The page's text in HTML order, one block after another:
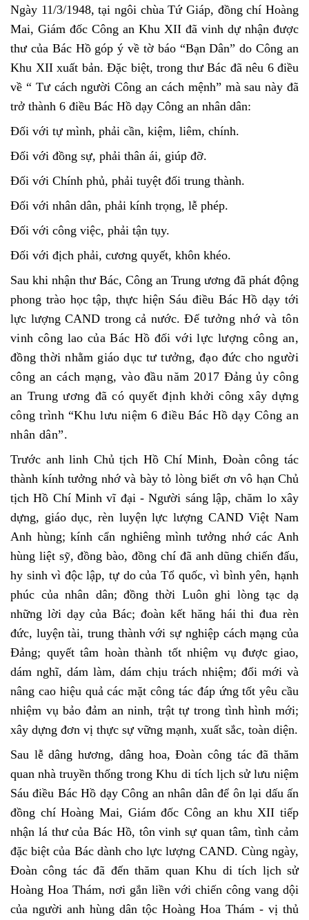
Ngày 11/3/1948, tại ngôi chùa Tứ Giáp, đồng chí Hoàng
Mai, Giám đốc Công an Khu XII đã vinh dự nhận được
thư của Bác Hồ góp ý về tờ báo “Bạn Dân” do Công an
Khu XII xuất bản. Đặc biệt, trong thư Bác đã nêu 6 điều
về “ Tư cách người Công an cách mệnh” mà sau này đã
trở thành 6 điều Bác Hồ dạy Công an nhân dân:
Đối với tự mình, phải cần, kiệm, liêm, chính.
Đối với đồng sự, phải thân ái, giúp đỡ.
Đối với Chính phủ, phải tuyệt đối trung thành.
Đối với nhân dân, phải kính trọng, lễ phép.
Đối với công việc, phải tận tụy.
Đối với địch phải, cương quyết, khôn khéo.
Sau khi nhận thư Bác, Công an Trung ương đã phát động
phong trào học tập, thực hiện Sáu điều Bác Hồ dạy tới
lực lượng CAND trong cả nước.Để tưởng nhớ và tôn
vinh công lao của Bác Hồ đối với lực lượng công an,
đồng thời nhằm giáo dục tư tưởng, đạo đức cho người
công an cách mạng, vào đầu năm 2017 Đảng ủy công
an Trung ương đã có quyết định khởi công xây dựng
công trình “Khu lưu niệm 6 điều Bác Hồ dạy Công an
nhân dân”.
Trước anh linh Chủ tịch Hồ Chí Minh, Đoàn công tác
thành kính tưởng nhớ và bày tỏ lòng biết ơn vô hạn Chủ
tịch Hồ Chí Minh vĩ đại - Người sáng lập, chăm lo xây
dựng, giáo dục, rèn luyện lực lượng CAND Việt Nam
Anh hùng; kính cẩn nghiêng mình tưởng nhớ các Anh
hùng liệt sỹ, đồng bào, đồng chí đã anh dũng chiến đấu,
hy sinh vì độc lập, tự do của Tổ quốc, vì bình yên, hạnh
phúc của nhân dân; đồng thời Luôn ghi lòng tạc dạ
những lời dạy của Bác; đoàn kết hăng hái thi đua rèn
đức, luyện tài, trung thành với sự nghiệp cách mạng của
Đảng; quyết tâm hoàn thành tốt nhiệm vụ được giao,
dám nghĩ, dám làm, dám chịu trách nhiệm; đổi mới và
nâng cao hiệu quả các mặt công tác đáp ứng tốt yêu cầu
nhiệm vụ bảo đảm an ninh, trật tự trong tình hình mới;
xây dựng đơn vị thực sự vững mạnh, xuất sắc, toàn diện.
Sau lễ dâng hương, dâng hoa, Đoàn công tác đã thăm
quan nhà truyền thống trong Khu di tích lịch sử lưu niệm
Sáu điều Bác Hồ dạy Công an nhân dân để ôn lại dấu ấn
đồng chí Hoàng Mai, Giám đốc Công an khu XII tiếp
nhận lá thư của Bác Hồ, tôn vinh sự quan tâm, tình cảm
đặc biệt của Bác dành cho lực lượng CAND. Cùng ngày,
Đoàn công tác đã đến thăm quanKhu di tích lịch sử
Hoàng Hoa Thám, nơi gắn liền với chiến công vang dội
của người anh hùng dân tộc Hoàng Hoa Thám - vị thủ